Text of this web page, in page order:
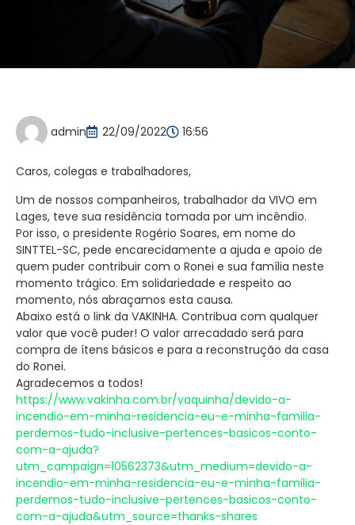
admin 22/09/2022 16:56
Caros, colegas e trabalhadores,
Um de nossos companheiros, trabalhador da VIVO em
Lages, teve sua residência tomada por um incêndio.
Por isso, o presidente Rogério Soares, em nome do
SINTTEL-SC, pede encarecidamente a ajuda e apoio de
quem puder contribuir com o Ronei e sua família neste
momento trágico. Em solidariedade e respeito ao
momento, nós abraçamos esta causa.
Abaixo está o link da VAKINHA. Contribua com qualquer
valor que você puder! O valor arrecadado será para
compra de ítens básicos e para a reconstrução da casa
do Ronei.
Agradecemos a todos!
https://www.vakinha.com.br/vaquinha/devido-a-
incendio-em-minha-residencia-eu-e-minha-familia-
perdemos-tudo-inclusive-pertences-basicos-conto-
com-a-ajuda?
utm_campaign=10562373&utm_medium=devido-a-
incendio-em-minha-residencia-eu-e-minha-familia-
perdemos-tudo-inclusive-pertences-basicos-conto-
com-a-ajuda&utm_source=thanks-shares